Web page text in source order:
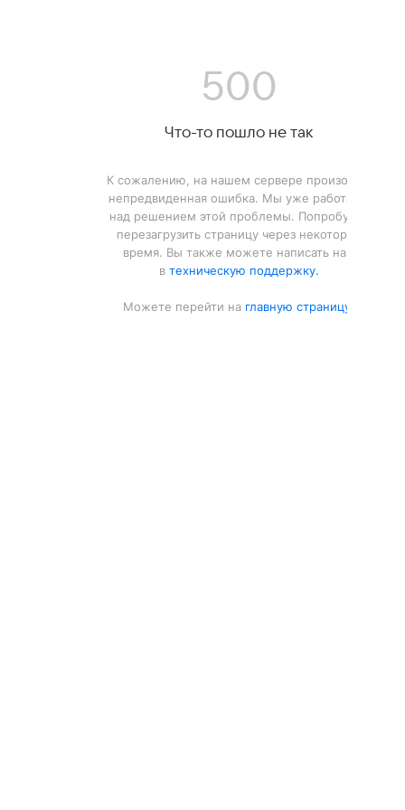
500
Что-то пошло не так
К сожалению, на нашем сервере произошла
непредвиденная ошибка. Мы уже работаем
над решением этой проблемы. Попробуйте
перезагрузить страницу через некоторое
время. Вы также можете написать нам
втехническую поддержку.
Можете перейти на главную страницу.